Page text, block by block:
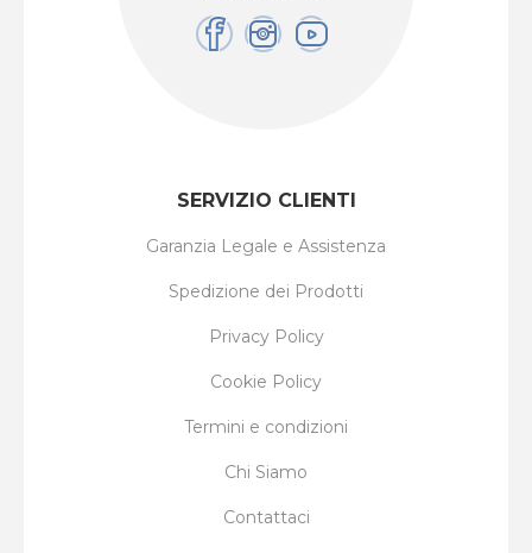
SERVIZIO CLIENTI
Garanzia Legale e Assistenza
Spedizione dei Prodotti
Privacy Policy
Cookie Policy
Termini e condizioni
Chi Siamo
Contattaci